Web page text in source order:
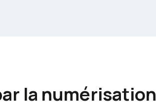
la numérisation